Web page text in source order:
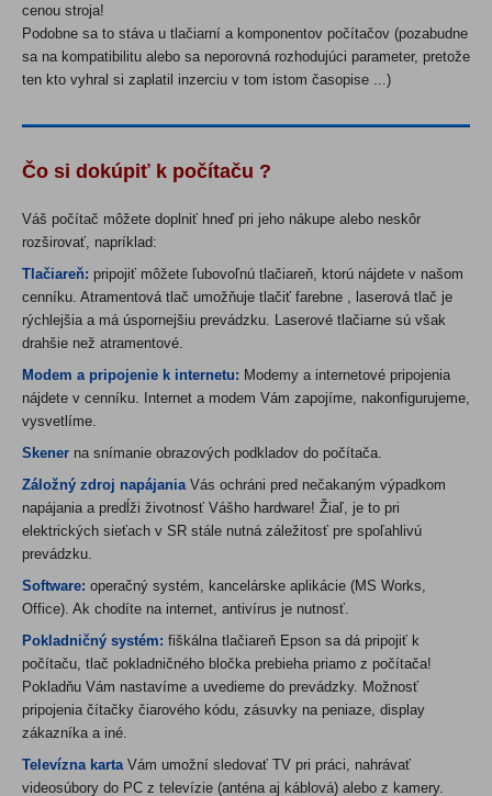
cenou stroja!
Podobne sa to stáva u tlačiarní a komponentov počítačov (pozabudne
sa na kompatibilitu alebo sa neporovná rozhodujúci parameter, pretože
ten kto vyhral si zaplatil inzerciu v tom istom časopise ...)
Čo si dokúpiť k počítaču ?
Váš počítač môžete doplniť hneď pri jeho nákupe alebo neskôr
rozširovať, napríklad:
Tlačiareň: pripojiť môžete ľubovoľnú tlačiareň, ktorú nájdete v našom
cenníku. Atramentová tlač umožňuje tlačiť farebne , laserová tlač je
rýchlejšia a má úspornejšiu prevádzku. Laserové tlačiarne sú však
drahšie než atramentové.
Modem a pripojenie k internetu: Modemy a internetové pripojenia
nájdete v cenníku. Internet a modem Vám zapojíme, nakonfigurujeme,
vysvetlíme.
Skener na snímanie obrazových podkladov do počítača.
Záložný zdroj napájaniaVás ochráni pred nečakaným výpadkom
napájania a predĺži životnosť Vášho hardware! Žiaľ, je to pri
elektrických sieťach v SR stále nutná záležitosť pre spoľahlivú
prevádzku.
Software: operačný systém, kancelárske aplikácie (MS Works,
Office). Ak chodíte na internet, antivírus je nutnosť.
Pokladničný systém: fiškálna tlačiareň Epson sa dá pripojiť k
počítaču, tlač pokladničného bločka prebieha priamo z počítača!
Pokladňu Vám nastavíme a uvedieme do prevádzky. Možnosť
pripojenia čítačky čiarového kódu, zásuvky na peniaze, display
zákazníka a iné.
Televízna karta Vám umožní sledovať TV pri práci, nahrávať
videosúbory do PC z televízie (anténa aj káblová) alebo z kamery.